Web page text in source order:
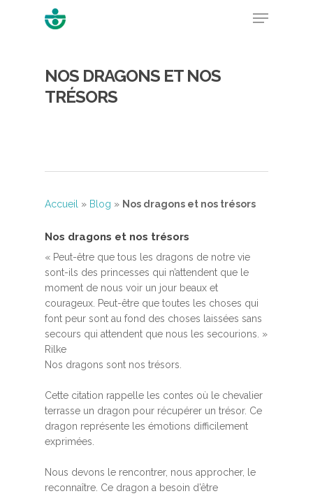
Hit enter to search or ESC to close
NOS DRAGONS ET NOS
TRÉSORS
Accueil » Blog » Nos dragons et nos trésors
Nos dragons et nos trésors
« Peut-être que tous les dragons de notre vie
sont-ils des princesses qui n’attendent que le
moment de nous voir un jour beaux et
courageux. Peut-être que toutes les choses qui
font peur sont au fond des choses laissées sans
secours qui attendent que nous les secourions. »
Rilke
Nos dragons sont nos trésors.
Cette citation rappelle les contes où le chevalier
terrasse un dragon pour récupérer un trésor. Ce
dragon représente les émotions difficilement
exprimées.
Nous devons le rencontrer, nous approcher, le
reconnaître. Ce dragon a besoin d’être